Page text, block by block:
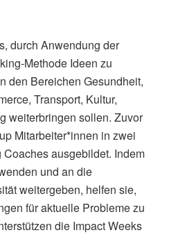
durch Anwendung der
Methode Ideen zu
den Bereichen Gesundheit,
Transport, Kultur,
weiterbringen sollen. Zuvor
Mitarbeiter*innen in zwei
ausgebildet. Indem
und an die
weitergeben, helfen sie,
für aktuelle Probleme zu
die Impact Weeks